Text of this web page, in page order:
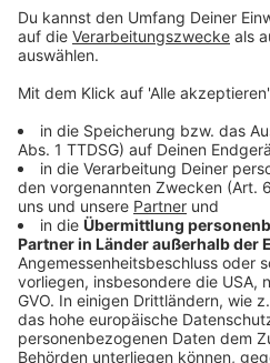
Förderung einzusetzen. Er
Sheerans Kampagne zur
engagiert sich selbst für junge
seinen Status als jemand,
sollte weiter.
Anzeige